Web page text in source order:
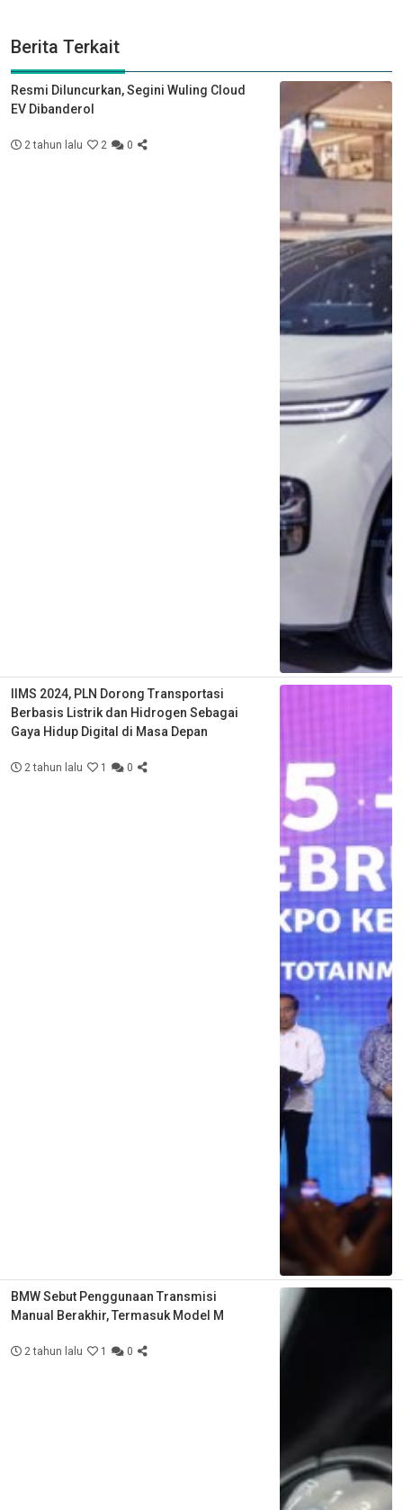
Berita Terkait
Resmi Diluncurkan, Segini Wuling Cloud
EV Dibanderol
2 tahun lalu 2 0
IIMS 2024, PLN Dorong Transportasi
Berbasis Listrik dan Hidrogen Sebagai
Gaya Hidup Digital di Masa Depan
2 tahun lalu 1 0
BMW Sebut Penggunaan Transmisi
Manual Berakhir, Termasuk Model M
2 tahun lalu 1 0